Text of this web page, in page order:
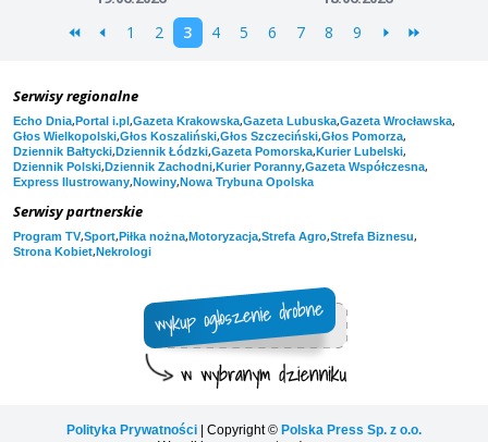
1 2 3 4 5 6 7 8 9
Serwisy regionalne
Echo Dnia,Portal i.pl,Gazeta Krakowska,Gazeta Lubuska,Gazeta Wrocławska,
Głos Wielkopolski,Głos Koszaliński,Głos Szczeciński,Głos Pomorza,
Dziennik Bałtycki,Dziennik Łódzki,Gazeta Pomorska,Kurier Lubelski,
Dziennik Polski,Dziennik Zachodni,Kurier Poranny,Gazeta Współczesna,
Express Ilustrowany,Nowiny,Nowa Trybuna Opolska
Serwisy partnerskie
Program TV,Sport,Piłka nożna,Motoryzacja,Strefa Agro,Strefa Biznesu,
Strona Kobiet,Nekrologi
Polityka Prywatności | Copyright © Polska Press Sp. z o.o.